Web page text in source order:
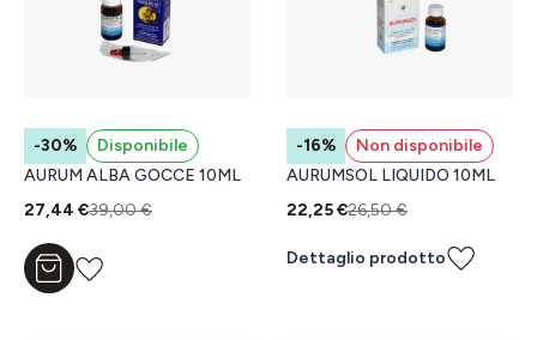
-30%
Disponibile
AURUM ALBA GOCCE 10ML
27,44 €39,00 €
Aggiungi al carrello
-16%
Non disponibile
AURUMSOL LIQUIDO 10ML
22,25 €26,50 €
Dettaglio prodotto